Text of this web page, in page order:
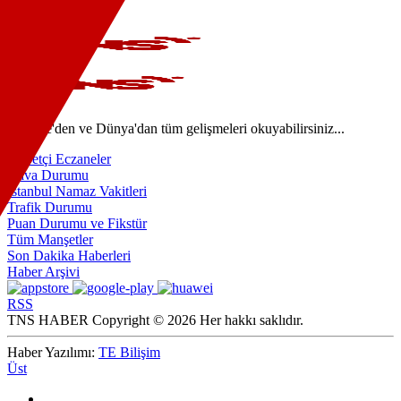
Türkiye'den ve Dünya'dan tüm gelişmeleri okuyabilirsiniz...
Nöbetçi Eczaneler
Hava Durumu
İstanbul Namaz Vakitleri
Trafik Durumu
Puan Durumu ve Fikstür
Tüm Manşetler
Son Dakika Haberleri
Haber Arşivi
RSS
TNS HABER Copyright © 2026 Her hakkı saklıdır.
Haber Yazılımı: TE Bilişim
Üst